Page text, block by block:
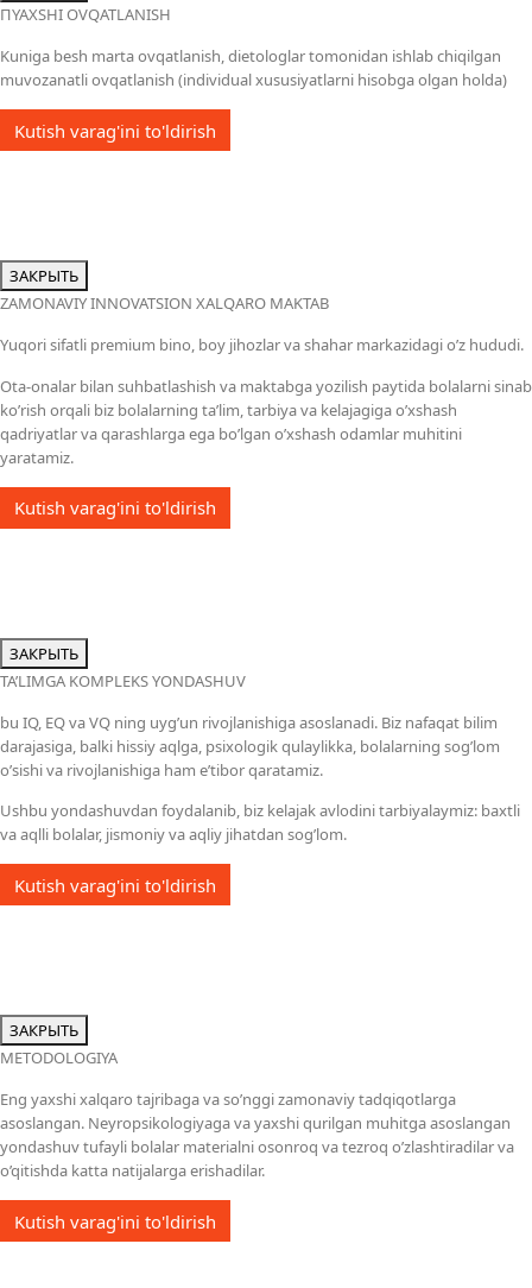
ПYAXSHI OVQATLANISH
Kuniga besh marta ovqatlanish, dietologlar tomonidan ishlab chiqilgan
muvozanatli ovqatlanish (individual xususiyatlarni hisobga olgan holda)
Kutish varag'ini to'ldirish
ЗАКРЫТЬ
ZAMONAVIY INNOVATSION XALQARO MAKTAB
Yuqori sifatli premium bino, boy jihozlar va shahar markazidagi o’z hududi.
Ota-onalar bilan suhbatlashish va maktabga yozilish paytida bolalarni sinab
ko’rish orqali biz bolalarning ta’lim, tarbiya va kelajagiga o’xshash
qadriyatlar va qarashlarga ega bo’lgan o’xshash odamlar muhitini
yaratamiz.
Kutish varag'ini to'ldirish
ЗАКРЫТЬ
TA’LIMGA KOMPLEKS YONDASHUV
bu IQ, EQ va VQ ning uyg’un rivojlanishiga asoslanadi. Biz nafaqat bilim
darajasiga, balki hissiy aqlga, psixologik qulaylikka, bolalarning sog’lom
o’sishi va rivojlanishiga ham e’tibor qaratamiz.
Ushbu yondashuvdan foydalanib, biz kelajak avlodini tarbiyalaymiz: baxtli
va aqlli bolalar, jismoniy va aqliy jihatdan sog’lom.
Kutish varag'ini to'ldirish
ЗАКРЫТЬ
METODOLOGIYA
Eng yaxshi xalqaro tajribaga va so’nggi zamonaviy tadqiqotlarga
asoslangan. Neyropsikologiyaga va yaxshi qurilgan muhitga asoslangan
yondashuv tufayli bolalar materialni osonroq va tezroq o’zlashtiradilar va
o’qitishda katta natijalarga erishadilar.
Kutish varag'ini to'ldirish